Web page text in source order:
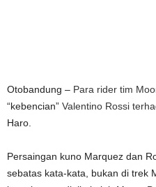
Otobandung – Para rider tim
“kebencian” Valentino Rossi
Haro.
Persaingan kuno Marquez dan
sebatas kata-kata, bukan di trek